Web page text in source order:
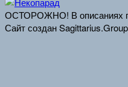
ОСТОРОЖНО! В описаниях
Сайт создан Sagittarius.Group